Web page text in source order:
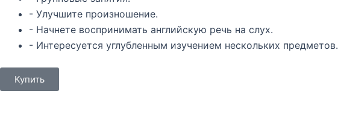
- Улучшите произношение.
- Начнете воспринимать английскую речь на слух.
- Интересуется углубленным изучением нескольких предметов.
Купить